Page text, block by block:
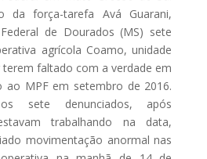
da força-tarefa Avá Guarani,
de Dourados (MS) sete
agrícola Coamo, unidade
terem faltado com a verdade em
ao MPF em setembro de 2016.
sete denunciados, após
trabalhando na data,
movimentação anormal nas